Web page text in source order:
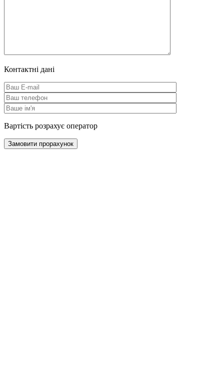
Контактні дані
Вартість розрахує оператор
Замовити прорахунок